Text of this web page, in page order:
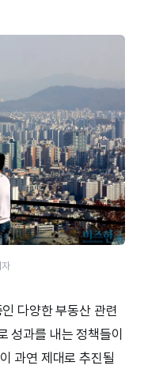
다양한 부동산 관련
성과를 내는 정책들이
과연 제대로 추진될